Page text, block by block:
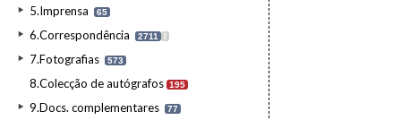
5.Imprensa 65
6.Correspondência 2711 I
7.Fotografias 573
8.Colecção de autógrafos 195
9.Docs. complementares 77